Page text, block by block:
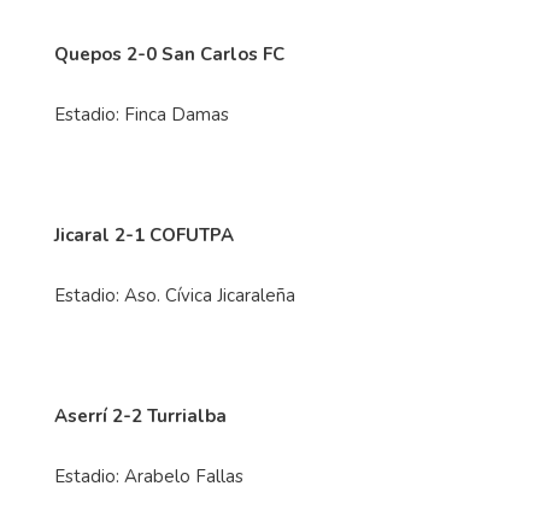
Quepos 2-0 San Carlos FC
Estadio: Finca Damas
Jicaral 2-1 COFUTPA
Estadio: Aso. Cívica Jicaraleña
Aserrí 2-2 Turrialba
Estadio: Arabelo Fallas